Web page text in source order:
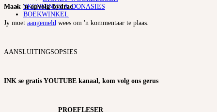
SKENKINGS & DONASIES
BOEKWINKEL
Maak 'n opvolg-bydrae
Jy moet aangemeld wees om 'n kommentaar te plaas.
AANSLUITINGSOPSIES
INK se gratis YOUTUBE kanaal, kom volg ons gerus
PROEFLESER